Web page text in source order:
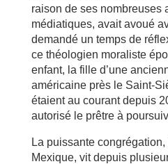
raison de ses nombreuses
médiatiques, avait avoué
demandé un temps de
ce théologien moraliste
enfant, la fille d’une
américaine près le Saint-
étaient au courant depuis
autorisé le prêtre à
La puissante
Mexique, vit depuis